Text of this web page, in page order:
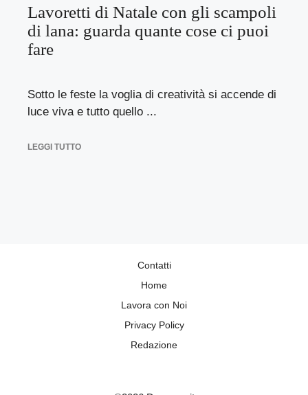
Lavoretti di Natale con gli scampoli
di lana: guarda quante cose ci puoi
fare
Sotto le feste la voglia di creatività si accende di
luce viva e tutto quello ...
LEGGI TUTTO
Contatti
Home
Lavora con Noi
Privacy Policy
Redazione